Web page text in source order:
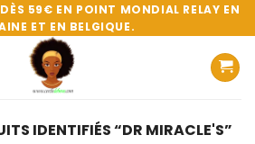
59€ EN POINT MONDIAL RELAY EN
ET EN BELGIQUE.
IDENTIFIÉS “DR MIRACLE'S”